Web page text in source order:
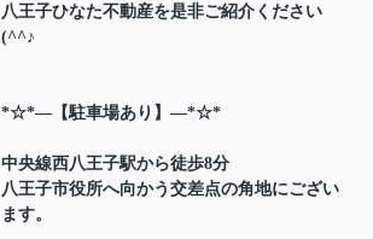
八王子ひなた不動産を是非ご紹介ください
(^^♪
*☆*―【駐車場あり】―*☆*
中央線西八王子駅から徒歩8分
八王子市役所へ向かう交差点の角地にござい
ます。